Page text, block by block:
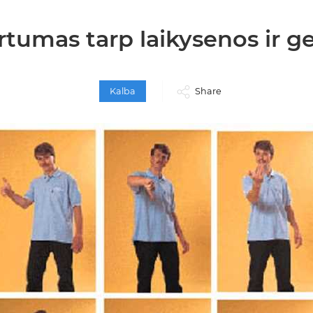
tarp laikysenos ir
Kalba Share